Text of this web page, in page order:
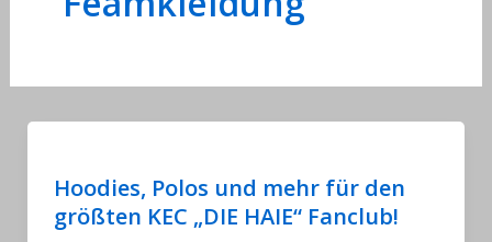
Hoodies, Polos und mehr für den
größten KEC „DIE HAIE“ Fanclub!